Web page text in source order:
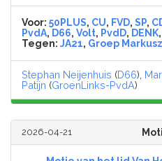
Voor: 50PLUS, CU, FVD, SP,
PvdA, D66, Volt, PvdD, DENK,
Tegen: JA21, Groep
Stephan Neijenhuis (D66),
Patijn (GroenLinks-PvdA)
2026-04-21